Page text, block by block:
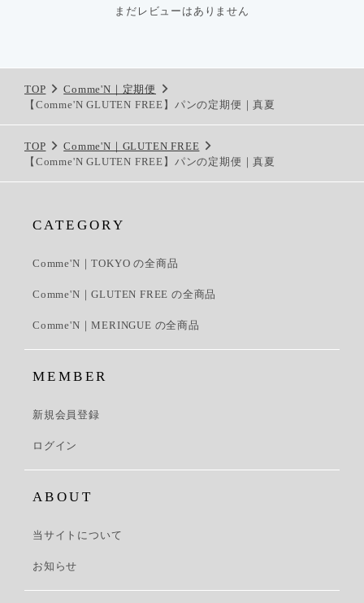
まだレビューはありません
TOP
Comme'N｜定期便
【Comme'N GLUTEN FREE】パンの定期便｜真夏
TOP
Comme'N｜GLUTEN FREE
【Comme'N GLUTEN FREE】パンの定期便｜真夏
CATEGORY
Comme'N｜TOKYO の全商品
Comme'N｜GLUTEN FREE の全商品
Comme'N｜MERINGUE の全商品
MEMBER
新規会員登録
ログイン
ABOUT
当サイトについて
お知らせ